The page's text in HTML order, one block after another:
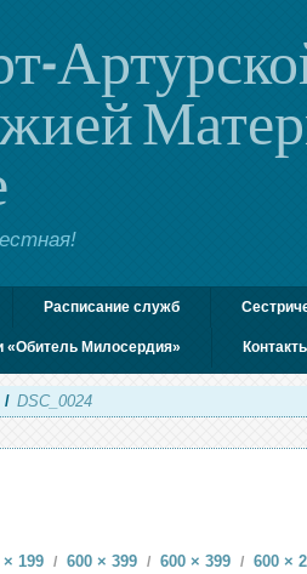
Расписание служб
«Обитель Милосердия»
/ DSC_0024
× 199 / 600 × 399 / 600 × 399 / 600 ×